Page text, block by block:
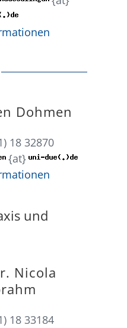
Dohmen
18 32870
{at}
und
Nicola
18 33184